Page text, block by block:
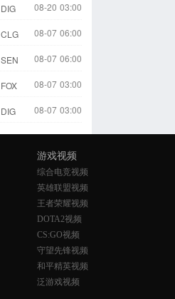
DIG 08-20 03:00
CLG 08-07 06:00
SEN 08-07 06:00
FOX 08-07 03:00
DIG 08-07 03:00
游戏视频
综合电竞视频
英雄联盟视频
王者荣耀视频
DOTA2视频
CS:GO视频
守望先锋视频
和平精英视频
泛游戏视频